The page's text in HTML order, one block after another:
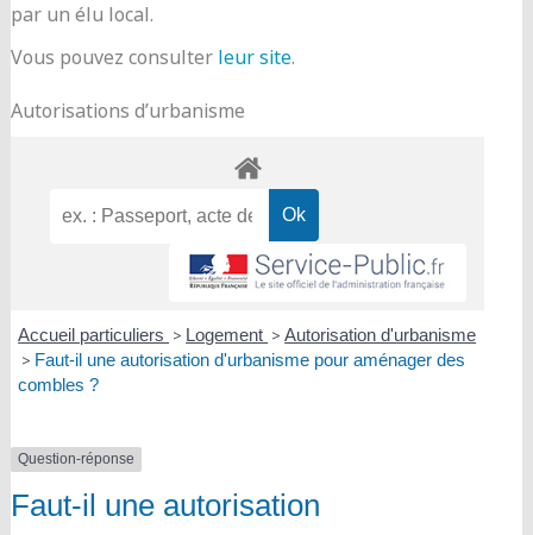
par un élu local.
Vous pouvez consulter leur site.
Autorisations d’urbanisme
Accueil particuliers > Logement > Autorisation d'urbanisme
> Faut-il une autorisation d'urbanisme pour aménager des
combles ?
Question-réponse
Faut-il une autorisation